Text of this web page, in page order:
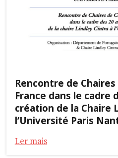
Rencontre de Chaires
France dans le cadre
création de la Chaire
l’Université Paris
Ler mais